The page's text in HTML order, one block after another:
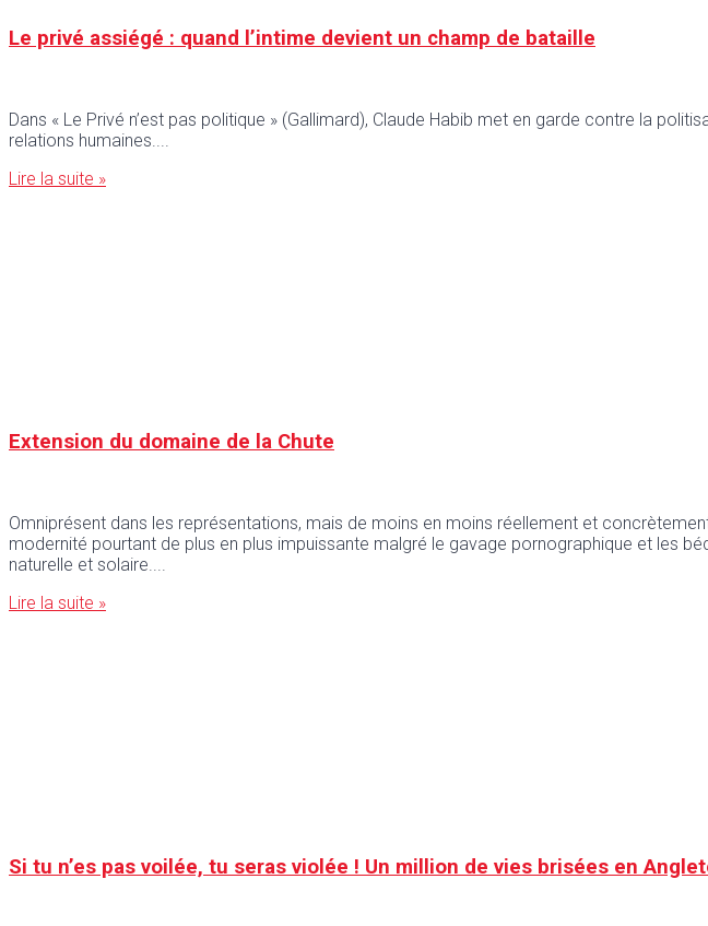
Le privé assiégé : quand l’intime devient un champ de bataille
Dans « Le Privé n’est pas politique » (Gallimard), Claude Habib met en garde contre la
relations humaines.
Lire la suite »
Extension du domaine de la Chute
Omniprésent dans les représentations, mais de moins en moins réellement et
modernité pourtant de plus en plus impuissante malgré le gavage pornographique et les
naturelle et solaire.
Lire la suite »
Si tu n’es pas voilée, tu seras violée ! Un million de vies brisées en